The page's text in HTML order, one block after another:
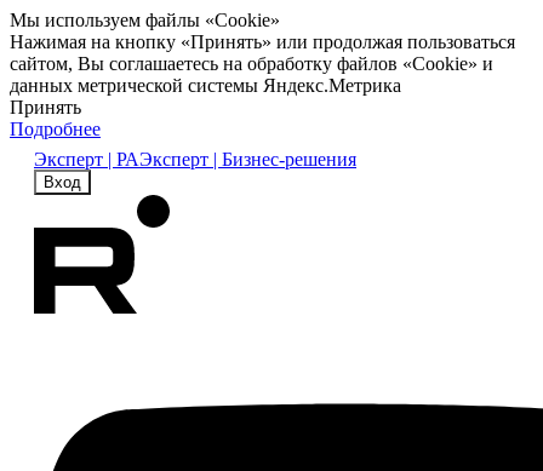
Мы используем файлы «Cookie»
Нажимая на кнопку «Принять» или продолжая пользоваться
сайтом, Вы соглашаетесь на обработку файлов «Cookie» и
данных метрической системы Яндекс.Метрика
Принять
Подробнее
Эксперт | РАЭксперт | Бизнес-решения
Вход